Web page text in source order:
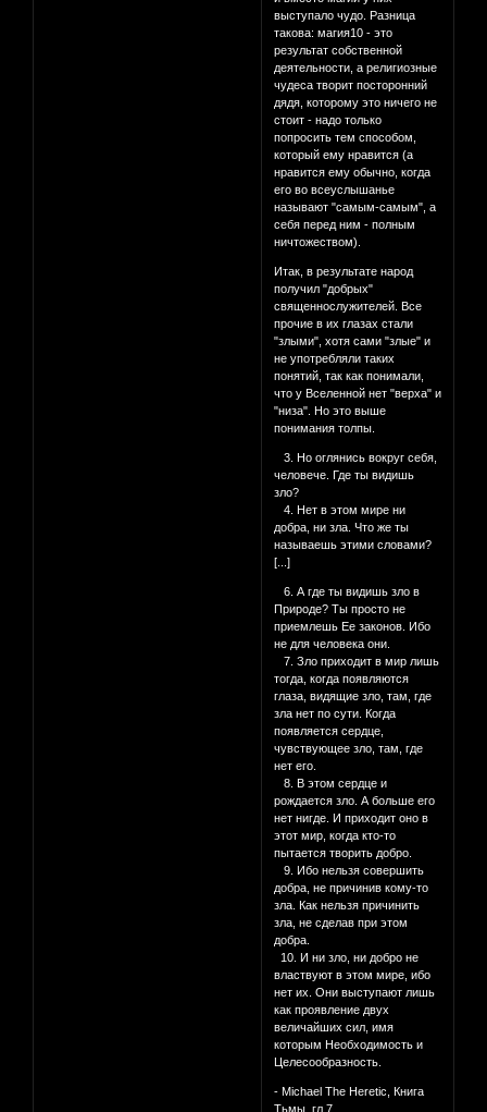
выступало чудо. Разница
такова: магия10 - это
результат собственной
деятельности, а религиозные
чудеса творит посторонний
дядя, которому это ничего не
стоит - надо только
попросить тем способом,
который ему нравится (а
нравится ему обычно, когда
его во всеуслышанье
называют "самым-самым", а
себя перед ним - полным
ничтожеством).
Итак, в результате народ
получил "добрых"
священнослужителей. Все
прочие в их глазах стали
"злыми", хотя сами "злые" и
не употребляли таких
понятий, так как понимали,
что у Вселенной нет "верха" и
"низа". Но это выше
понимания толпы.
3. Но оглянись вокруг себя,
человече. Где ты видишь
зло?
4. Нет в этом мире ни
добра, ни зла. Что же ты
называешь этими словами?
[...]
6. А где ты видишь зло в
Природе? Ты просто не
приемлешь Ее законов. Ибо
не для человека они.
7. Зло приходит в мир лишь
тогда, когда появляются
глаза, видящие зло, там, где
зла нет по сути. Когда
появляется сердце,
чувствующее зло, там, где
нет его.
8. В этом сердце и
рождается зло. А больше его
нет нигде. И приходит оно в
этот мир, когда кто-то
пытается творить добро.
9. Ибо нельзя совершить
добра, не причинив кому-то
зла. Как нельзя причинить
зла, не сделав при этом
добра.
10. И ни зло, ни добро не
властвуют в этом мире, ибо
нет их. Они выступают лишь
как проявление двух
величайших сил, имя
которым Необходимость и
Целесообразность.
- Michael The Heretic, Книга
Тьмы, гл.7